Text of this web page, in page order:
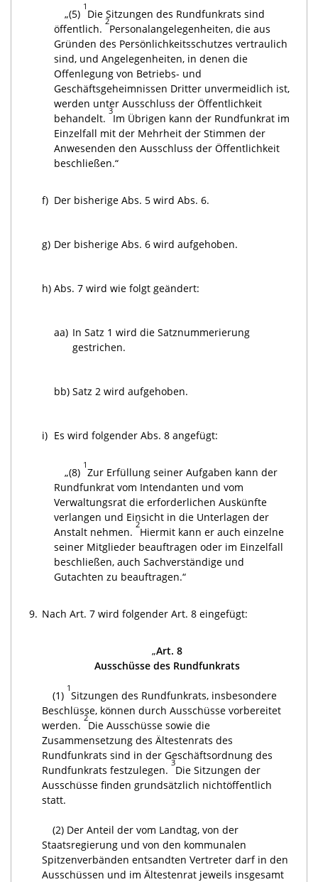
„(5)
1
Die Sitzungen des Rundfunkrats sind
öffentlich.
2
Personalangelegenheiten, die aus
Gründen des Persönlichkeitsschutzes vertraulich
sind, und Angelegenheiten, in denen die
Offenlegung von Betriebs- und
Geschäftsgeheimnissen Dritter unvermeidlich ist,
werden unter Ausschluss der Öffentlichkeit
behandelt.
3
Im Übrigen kann der Rundfunkrat im
Einzelfall mit der Mehrheit der Stimmen der
Anwesenden den Ausschluss der Öffentlichkeit
beschließen.“
f) Der bisherige Abs. 5 wird Abs. 6.
g) Der bisherige Abs. 6 wird aufgehoben.
h) Abs. 7 wird wie folgt geändert:
aa) In Satz 1 wird die Satznummerierung
gestrichen.
bb) Satz 2 wird aufgehoben.
i) Es wird folgender Abs. 8 angefügt:
„(8)
1
Zur Erfüllung seiner Aufgaben kann der
Rundfunkrat vom Intendanten und vom
Verwaltungsrat die erforderlichen Auskünfte
verlangen und Einsicht in die Unterlagen der
Anstalt nehmen.
2
Hiermit kann er auch einzelne
seiner Mitglieder beauftragen oder im Einzelfall
beschließen, auch Sachverständige und
Gutachten zu beauftragen.“
9. Nach Art. 7 wird folgender Art. 8 eingefügt:
„Art. 8
Ausschüsse des Rundfunkrats
(1)
1
Sitzungen des Rundfunkrats, insbesondere
Beschlüsse, können durch Ausschüsse vorbereitet
werden.
2
Die Ausschüsse sowie die
Zusammensetzung des Ältestenrats des
Rundfunkrats sind in der Geschäftsordnung des
Rundfunkrats festzulegen.
3
Die Sitzungen der
Ausschüsse finden grundsätzlich nichtöffentlich
statt.
(2) Der Anteil der vom Landtag, von der
Staatsregierung und von den kommunalen
Spitzenverbänden entsandten Vertreter darf in den
Ausschüssen und im Ältestenrat jeweils insgesamt